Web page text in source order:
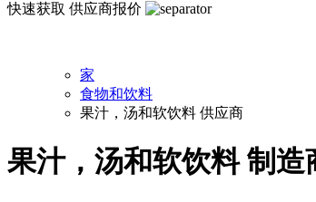
快速获取 供应商报价
家
食物和饮料
果汁，汤和软饮料 供应商
果汁，汤和软饮料 制